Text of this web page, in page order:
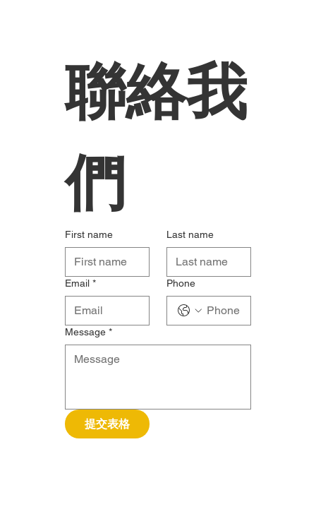
聯絡我
們
First name Last name
Email * Phone
Message *
提交表格